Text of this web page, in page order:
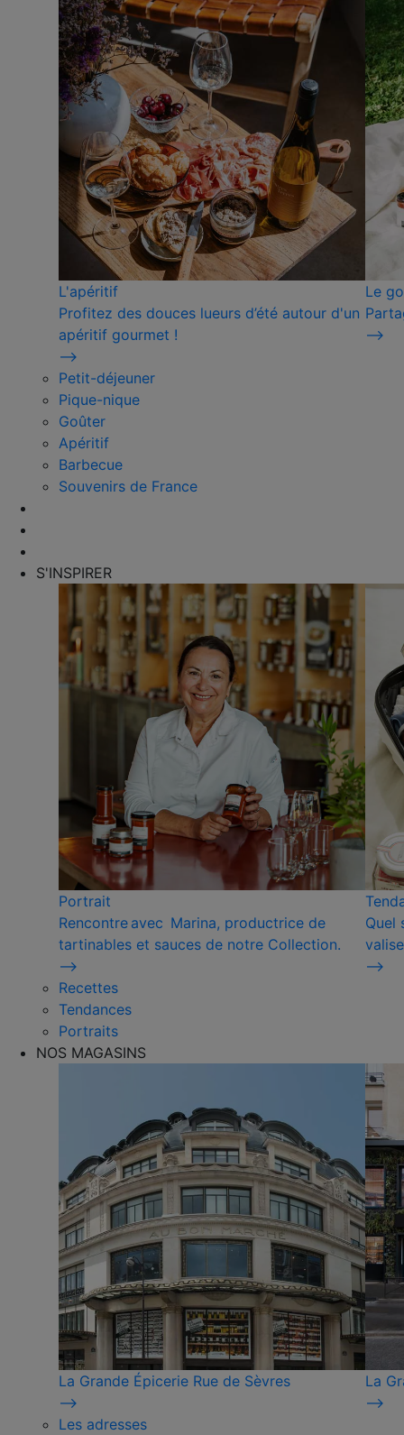
L'apéritif
Profitez des douces lueurs d’été autour d'un
apéritif gourmet !
⟶
Le
⟶
Petit-déjeuner
Pique-nique
Goûter
Apéritif
Barbecue
Souvenirs de France
S'INSPIRER
Portrait
Rencontre avec Marina, productrice de
tartinables et sauces de notre Collection.
⟶
Quel
⟶
Recettes
Tendances
Portraits
NOS MAGASINS
La Grande Épicerie Rue de Sèvres
⟶
La
⟶
Les adresses